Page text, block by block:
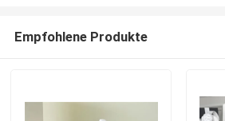
Empfohlene Produkte